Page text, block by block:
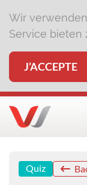
Wir
Service bieten
J’ACCEPTE
Quiz